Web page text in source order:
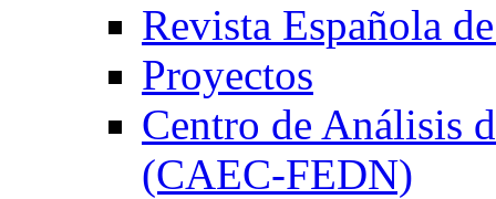
Revista Española
Proyectos
Centro de Análisis
(CAEC-FEDN)